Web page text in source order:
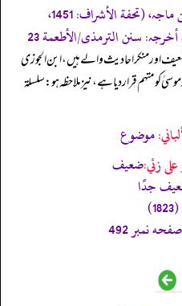
«تفرد بہ ابن ماجہ، (تحفة الأشراف: 1451،
2585)، ومصباح الزجاجة: 1109، وقد أخرجہ: سنن الترمذی/الأطعمة 23
اور منکر احادیث والے ہیں، ابن الجوز ی
کو متہم قرار دیا ہے، نیز ملاحظہ ہو: سلسلة
موضوع
زئي:ضعيف
جدًا
نمبر 492